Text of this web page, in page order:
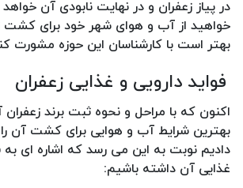
در پیاز زعفران و در نهایت نابودی آن
خواهید از آب و هوای شهر خود برای کشت
بهتر است با کارشناسان این حوزه مشورت
فواید دارویی و غذایی زعفران
اکنون که با مراحل و نحوه ثبت برند
بهترین شرایط آب و هوایی برای کشت آن را
دادیم نوبت به این می رسد که اشاره ای به
غذایی آن داشته باشیم: